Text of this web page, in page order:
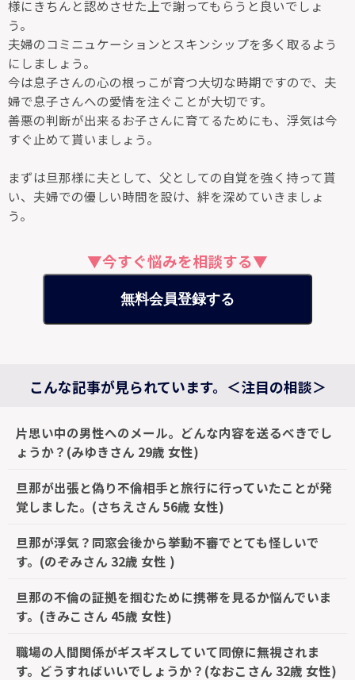
様にきちんと認めさせた上で謝ってもらうと良いでしょ
う。
夫婦のコミニュケーションとスキンシップを多く取るよう
にしましょう。
今は息子さんの心の根っこが育つ大切な時期ですので、夫
婦で息子さんへの愛情を注ぐことが大切です。
善悪の判断が出来るお子さんに育てるためにも、浮気は今
すぐ止めて貰いましょう。
まずは旦那様に夫として、父としての自覚を強く持って貰
い、夫婦での優しい時間を設け、絆を深めていきましょ
う。
▼今すぐ悩みを相談する▼
無料会員登録する
こんな記事が見られています。＜注目の相談＞
片思い中の男性へのメール。どんな内容を送るべきでし
ょうか？(みゆきさん 29歳 女性)
旦那が出張と偽り不倫相手と旅行に行っていたことが発
覚しました。(さちえさん 56歳 女性)
旦那が浮気？同窓会後から挙動不審でとても怪しいで
す。(のぞみさん 32歳 女性 )
旦那の不倫の証拠を掴むために携帯を見るか悩んでいま
す。(きみこさん 45歳 女性)
職場の人間関係がギスギスしていて同僚に無視されま
す。どうすればいいでしょうか？(なおこさん 32歳 女性)